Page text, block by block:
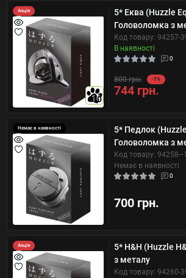
Акція
10
5* Еква (Huzzle
Головоломка з
Код товару: 94257-
В наявності
0
800 грн. -7%
744 грн.
Немає в наявності
5* Педлок
Головоломка з
Код товару:
Немає в наявності
0
700 грн.
Акція
5* H&H (Huzzle
з металу
Код товару: 94260-